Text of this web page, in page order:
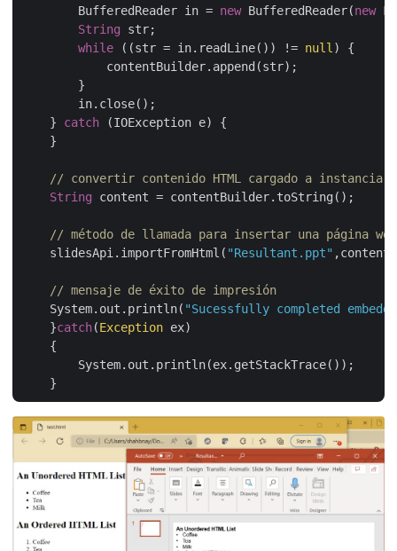
        BufferedReader in =
new BufferedReader(new
String str;
while ((str = in.readLine()) != null ) {
            contentBuilder.append(str);
        }
        in.close();
    }
catch (IOException e) {
    }
// convertir contenido HTML cargado a instancia
String content = contentBuilder.toString();
// método de llamada para insertar una página
    slidesApi.importFromHtml(
"Resultant.ppt"
// mensaje de éxito de impresión
    System.out.println(
"Sucessfully completed
    }
catch(Exception ex)
    {
        System.out.println(ex.getStackTrace());